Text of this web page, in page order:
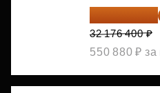
28 315 232 ₽
32 176 400 ₽
550 880 ₽ за